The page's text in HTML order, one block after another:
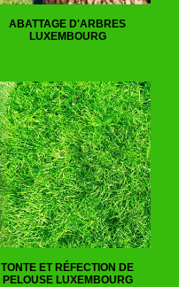
ABATTAGE D'ARBRES
LUXEMBOURG
TONTE ET RÉFECTION DE
PELOUSE LUXEMBOURG